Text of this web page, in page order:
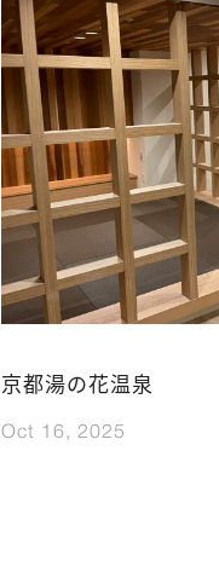
京都湯の花温泉
Oct 16, 2025